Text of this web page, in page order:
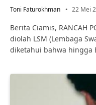
Toni Faturokhman 22 Mei
Berita Ciamis, RANCAH
diolah LSM (Lembaga
diketahui bahwa hingga